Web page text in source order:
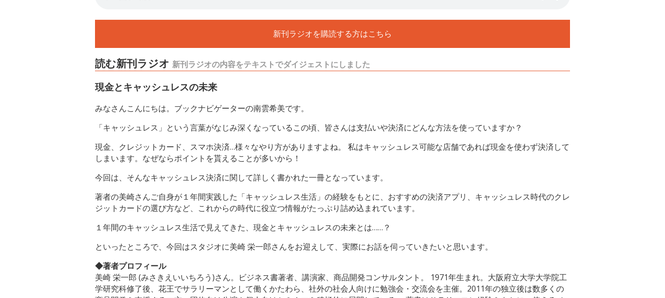
新刊ラジオを購読する方はこちら
読む新刊ラジオ 新刊ラジオの内容をテキストでダイジェストにしました
現金とキャッシュレスの未来
みなさんこんにちは。ブックナビゲーターの南雲希美です。
「キャッシュレス」という言葉がなじみ深くなっているこの頃、皆さんは支払いや決済にどんな方法を使っていますか？
現金、クレジットカード、スマホ決済…様々なやり方がありますよね。 私はキャッシュレス可能な店舗であれば現金を使わず決済して
しまいます。なぜならポイントを貰えることが多いから！
今回は、そんなキャッシュレス決済に関して詳しく書かれた一冊となっています。
著者の美崎さんご自身が１年間実践した「キャッシュレス生活」の経験をもとに、おすすめの決済アプリ、キャッシュレス時代のクレ
ジットカードの選び方など、これからの時代に役立つ情報がたっぷり詰め込まれています。
１年間のキャッシュレス生活で見えてきた、現金とキャッシュレスの未来とは……？
といったところで、今回はスタジオに美崎 栄一郎さんをお迎えして、実際にお話を伺っていきたいと思います。
◆著者プロフィール
美崎 栄一郎 (みさきえいいちろう)さん。ビジネス書著者、講演家、商品開発コンサルタント。 1971年生まれ。大阪府立大学大学院工
学研究科修了後、花王でサラリーマンとして働くかたわら、社外の社会人向けに勉強会・交流会を主催。2011年の独立後は数多くの